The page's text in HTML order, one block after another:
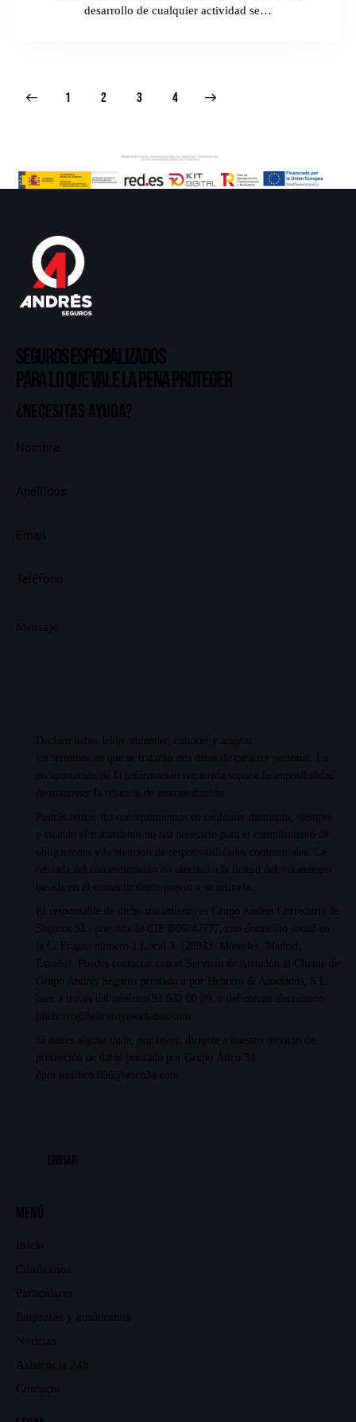
desarrollo de cualquier actividad se…
1 2 3 4
Seguros especializados
para lo que vale la pena proteger
¿Necesitas ayuda?
Declaro haber leído, entender, conocer y aceptar
los términos en que se tratarán mis datos de carácter personal
. La
no aportación de la información requerida supone la imposibilidad
de mantener la relación de intermediación.
Podrás retirar tus consentimientos en cualquier momento, siempre
y cuando el tratamiento no sea necesario para el cumplimiento de
obligaciones y la atención de responsabilidades contractuales. La
retirada del consentimiento no afectará a la licitud del tratamiento
basada en el consentimiento previo a su retirada.
El responsable de dicho tratamiento es Grupo Andrés Correduría de
Seguros SL, provista de CIF B86042777, con domicilio social en
la C/ Fragua número 1 Local 3, (28933, Móstoles, Madrid,
España). Puedes contactar con el Servicio de Atención al Cliente de
Grupo Andrés Seguros prestado a por Hebrero & Asociados, S.L.
bien a través del teléfono 91 532 00 09, o del correo electrónico:
jihebrero@hebreroyasociados.com
Si tienes alguna duda, por favor, dirígete a nuestro servicio de
protección de datos prestado por Grupo Ático 34:
dpto.juridico.056@atico34.com
Menú
Inicio
Conócenos
Particulares
Empresas y autónomos
Noticias
Asistencia 24h
Contacto